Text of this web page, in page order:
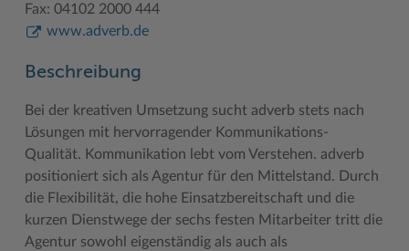
Leistungen
Wo Sie uns finden
Wunsch-Kennzeichen ↗
Zuständigkeitsfinder SH ↗
Lokales Wetter
Social Media
Stellenangebote
Stormarninfo
Termine
Landrat
Städte und Gemeinden
Wahlen im Kreis
Wappen und Geschichte
Wappenrolle
Zahlen, Daten, Fakten
Storchenhorste
Tourismus
Umlandscout Hamburg
Vereine und Gruppen
Wälder und Moore
Fax: 04102 2000 444
www.adverb.de
Beschreibung
Bei der kreativen Umsetzung sucht adverb stets nach
Lösungen mit hervorragender Kommunikations-
Qualität. Kommunikation lebt vom Verstehen. adverb
positioniert sich als Agentur für den Mittelstand. Durch
die Flexibilität, die hohe Einsatzbereitschaft und die
kurzen Dienstwege der sechs festen Mitarbeiter tritt die
Agentur sowohl eigenständig als auch als